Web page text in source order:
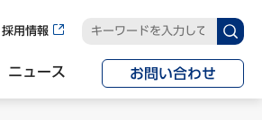
採用情報
ニュース お問い合わせ